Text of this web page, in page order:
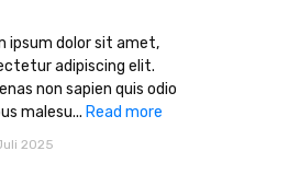
ipsum dolor sit amet,
adipiscing elit.
non sapien quis odio
malesu... Read more
2025